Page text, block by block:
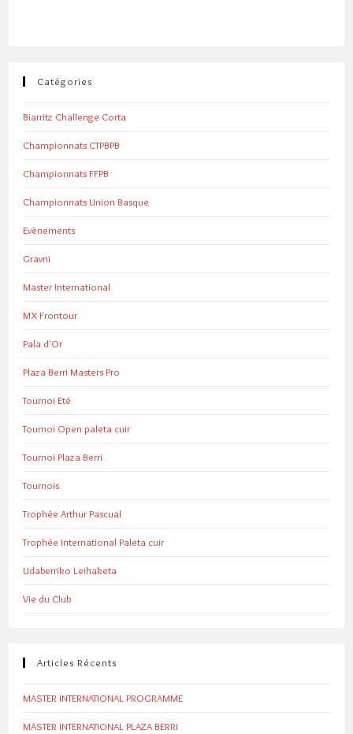
Catégories
Biarritz Challenge Corta
Championnats CTPBPB
Championnats FFPB
Championnats Union Basque
Evènements
Gravni
Master International
MX Frontour
Pala d'Or
Plaza Berri Masters Pro
Tournoi Eté
Tournoi Open paleta cuir
Tournoi Plaza Berri
Tournois
Trophée Arthur Pascual
Trophée International Paleta cuir
Udaberriko Leihaketa
Vie du Club
Articles Récents
MASTER INTERNATIONAL PROGRAMME
MASTER INTERNATIONAL PLAZA BERRI